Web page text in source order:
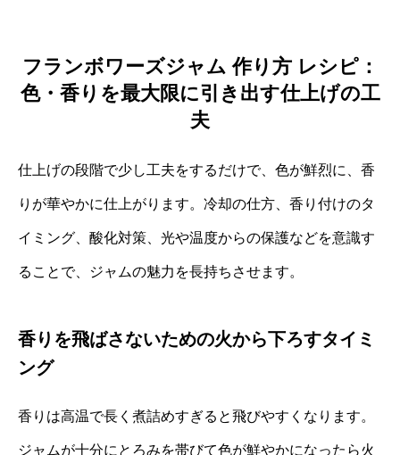
フランボワーズジャム 作り方 レシピ：
色・香りを最大限に引き出す仕上げの工
夫
仕上げの段階で少し工夫をするだけで、色が鮮烈に、香
りが華やかに仕上がります。冷却の仕方、香り付けのタ
イミング、酸化対策、光や温度からの保護などを意識す
ることで、ジャムの魅力を長持ちさせます。
香りを飛ばさないための火から下ろすタイミ
ング
香りは高温で長く煮詰めすぎると飛びやすくなります。
ジャムが十分にとろみを帯びて色が鮮やかになったら火